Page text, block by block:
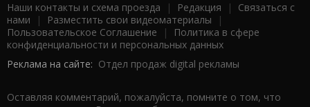
Наши контакты и схема проезда | Редакция | Связаться с
нами | Разместить свои видеоматериалы |
Пользовательское Соглашение |
Политика в сфере
конфиденциальности и персональных данных
Реклама на сайте: Отдел продаж digital рекламы
Оставляя комментарий, пожалуйста, помните о том, что